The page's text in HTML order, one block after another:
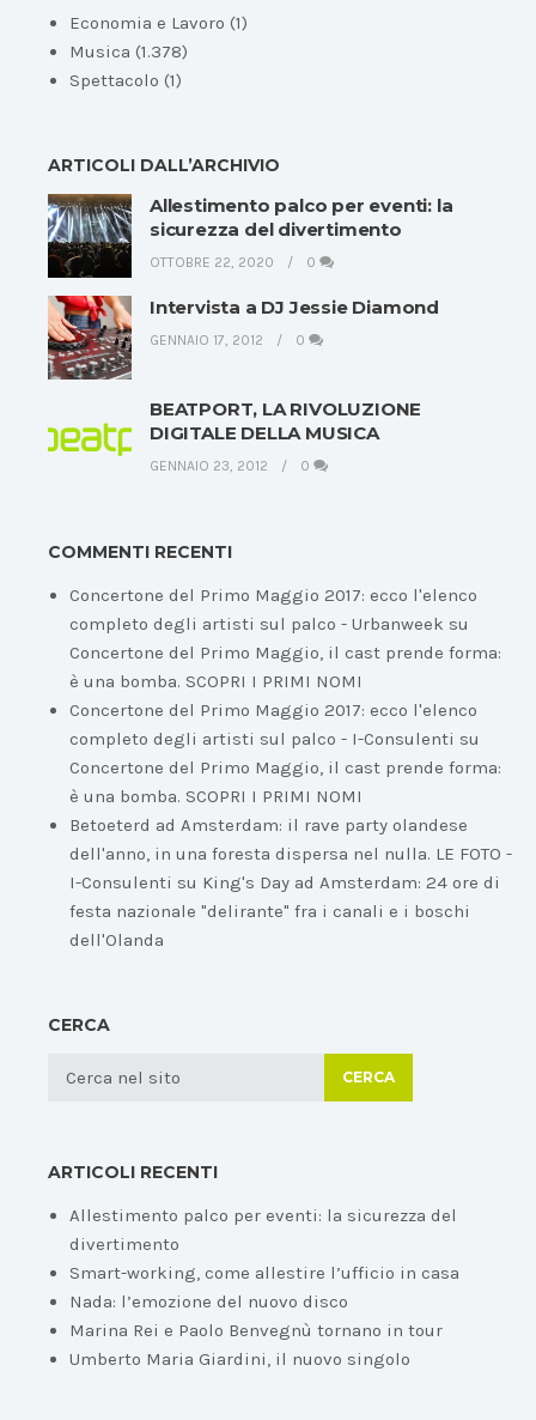
Economia e Lavoro (1)
Musica (1.378)
Spettacolo (1)
ARTICOLI DALL’ARCHIVIO
Allestimento palco per eventi: la
sicurezza del divertimento
OTTOBRE 22, 2020 0
Intervista a DJ Jessie Diamond
GENNAIO 17, 2012 0
BEATPORT, LA RIVOLUZIONE
DIGITALE DELLA MUSICA
GENNAIO 23, 2012 0
COMMENTI RECENTI
Concertone del Primo Maggio 2017: ecco l'elenco
completo degli artisti sul palco - Urbanweek su
Concertone del Primo Maggio, il cast prende forma:
è una bomba. SCOPRI I PRIMI NOMI
Concertone del Primo Maggio 2017: ecco l'elenco
completo degli artisti sul palco - I-Consulenti su
Concertone del Primo Maggio, il cast prende forma:
è una bomba. SCOPRI I PRIMI NOMI
Betoeterd ad Amsterdam: il rave party olandese
dell'anno, in una foresta dispersa nel nulla. LE FOTO -
I-Consulenti su King's Day ad Amsterdam: 24 ore di
festa nazionale "delirante" fra i canali e i boschi
dell'Olanda
CERCA
CERCA
ARTICOLI RECENTI
Allestimento palco per eventi: la sicurezza del
divertimento
Smart-working, come allestire l’ufficio in casa
Nada: l’emozione del nuovo disco
Marina Rei e Paolo Benvegnù tornano in tour
Umberto Maria Giardini, il nuovo singolo